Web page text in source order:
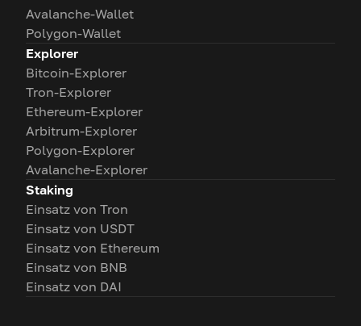
Avalanche-Wallet
Polygon-Wallet
Explorer
Bitcoin-Explorer
Tron-Explorer
Ethereum-Explorer
Arbitrum-Explorer
Polygon-Explorer
Avalanche-Explorer
Staking
Einsatz von Tron
Einsatz von USDT
Einsatz von Ethereum
Einsatz von BNB
Einsatz von DAI